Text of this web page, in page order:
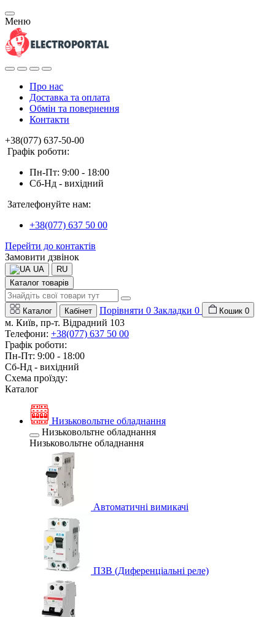
Меню
Про нас
Доставка та оплата
Обмін та повернення
Контакти
+38(077) 637-50-00
Графік роботи:
Пн-Пт: 9:00 - 18:00
Сб-Нд - вихідний
Зателефонуйте нам:
+38(077) 637 50 00
Перейти до контактів
Замовити дзвінок
UA
RU
Каталог товарів
Каталог Кабінет Порівняти 0 Закладки 0 Кошик 0
м. Київ, пр-т. Відрадний 103
Телефони: +38(077) 637 50 00
Графік роботи:
Пн-Пт: 9:00 - 18:00
Сб-Нд - вихідний
Схема проїзду:
Каталог
Низьковольтне обладнання
Низьковольтне обладнання
Низьковольтне обладнання
Автоматичні вимикачі
ПЗВ (Диференціальні реле)